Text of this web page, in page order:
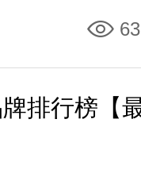
排行榜【